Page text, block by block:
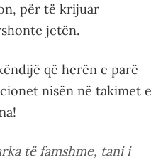
për të krijuar
jetën.
që herën e parë
nisën në takimet e
të famshme, tani i